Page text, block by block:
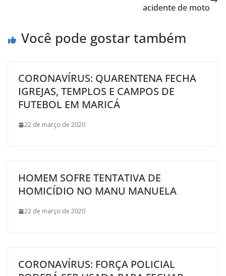
acidente de moto
Você pode gostar também
CORONAVÍRUS: QUARENTENA FECHA
IGREJAS, TEMPLOS E CAMPOS DE
FUTEBOL EM MARICÁ
22 de março de 2020
HOMEM SOFRE TENTATIVA DE
HOMICÍDIO NO MANU MANUELA
22 de março de 2020
CORONAVÍRUS: FORÇA POLICIAL